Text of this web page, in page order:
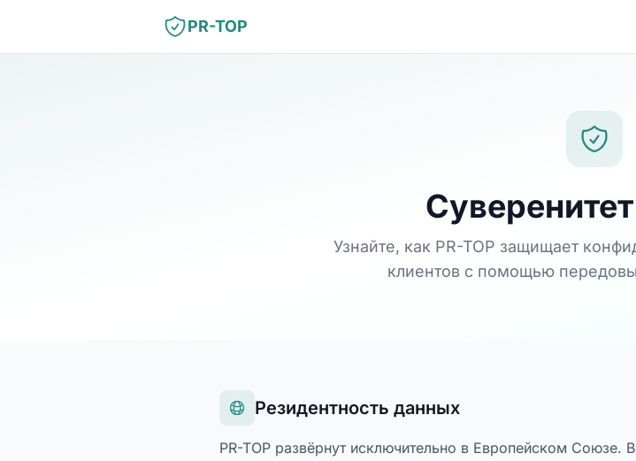
PR-TOP
Узнайте, как PR-TOP защищает
клиентов с помощью
Резидентность данных
PR-TOP развёрнут исключительно в Европейском Союзе.